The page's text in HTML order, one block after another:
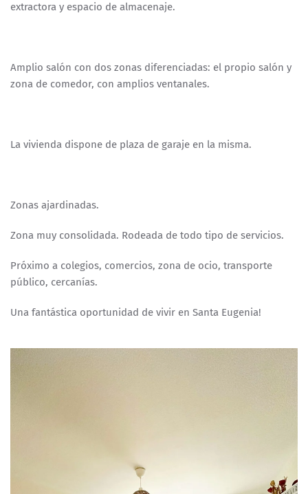
extractora y espacio de almacenaje.
Amplio salón con dos zonas diferenciadas: el propio salón y
zona de comedor, con amplios ventanales.
La vivienda dispone de plaza de garaje en la misma.
Zonas ajardinadas.
Zona muy consolidada. Rodeada de todo tipo de servicios.
Próximo a colegios, comercios, zona de ocio, transporte
público, cercanías.
Una fantástica oportunidad de vivir en Santa Eugenia!